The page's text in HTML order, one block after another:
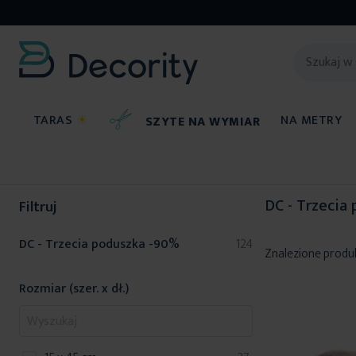
TARAS ☀ SZYTE NA WYMIAR NA METRY
DC - Trzecia
Znalezione
Filtruj
DC - Trzecia poduszka -90% 124
produkty
Rozmiar (szer. x dł.)